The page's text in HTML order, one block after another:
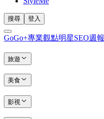
搜尋 登入
GoGo+專業觀點明星SEO週報
旅遊
美食
影視